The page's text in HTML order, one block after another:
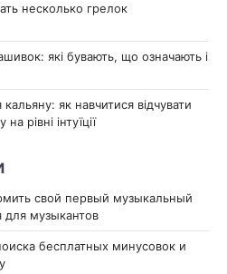
несколько грелок
які бувають, що означають і
як навчитися відчувати
рівні інтуїції
свой первый музыкальный
для музыкантов
бесплатных минусовок и